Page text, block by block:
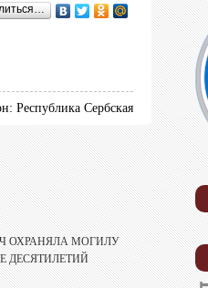
Республика Сербская
ОХРАНЯЛА МОГИЛУ
ДЕСЯТИЛЕТИЙ